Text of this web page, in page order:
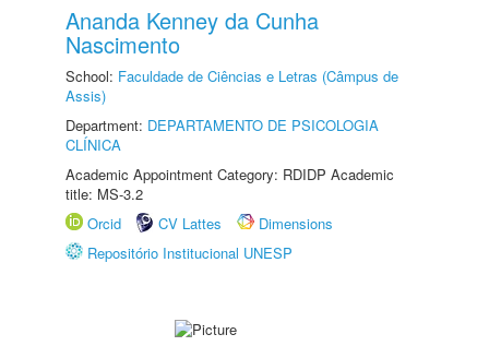
Ananda Kenney da Cunha
Nascimento
School: Faculdade de Ciências e Letras (Câmpus de
Assis)
Department: DEPARTAMENTO DE PSICOLOGIA
CLÍNICA
Academic Appointment Category: RDIDP Academic
title: MS-3.2
Orcid
CV Lattes
Dimensions
Repositório Institucional UNESP